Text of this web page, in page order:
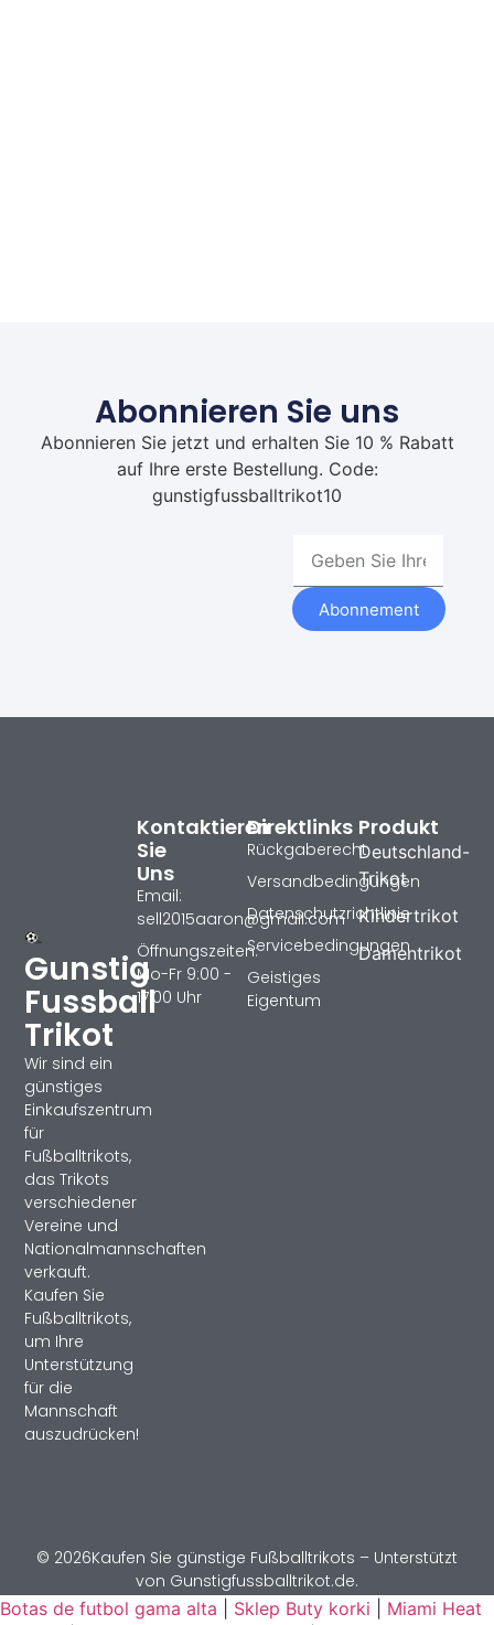
Abonnieren Sie uns
Abonnieren Sie jetzt und erhalten Sie 10 % Rabatt
auf Ihre erste Bestellung. Code:
gunstigfussballtrikot10
Abonnement
Gunstig
Fussball
Trikot
Wir sind ein
günstiges
Einkaufszentrum
für
Fußballtrikots,
das Trikots
verschiedener
Vereine und
Nationalmannschaften
verkauft.
Kaufen Sie
Fußballtrikots,
um Ihre
Unterstützung
für die
Mannschaft
auszudrücken!
Produkt
Deutschland-
Trikot
Kindertrikot
Damentrikot
Direktlinks
Rückgaberecht
Versandbedingungen
Datenschutzrichtlinie
Servicebedingungen
Geistiges
Eigentum
Kontaktieren
Sie
Uns
Email:
sell2015aaron@gmail.com
Öffnungszeiten:
Mo-Fr 9:00 -
17:00 Uhr
© 2026Kaufen Sie günstige Fußballtrikots – Unterstützt
von Gunstigfussballtrikot.de.
Botas de futbol gama alta
Sklep Buty korki
Miami Heat